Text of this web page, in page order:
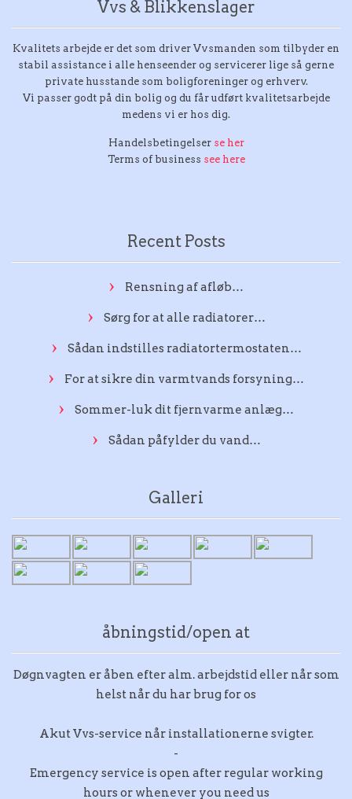
Vvs & Blikkenslager
Kvalitets arbejde er det som driver Vvsmanden som tilbyder en
stabil assistance i alle henseender og servicerer lige så gerne
private husstande som boligforeninger og erhverv.
Vi passer godt på din bolig og du får udført kvalitetsarbejde
medens vi er hos dig.
Handelsbetingelser se her
Terms of business see here
Recent Posts
Rensning af afløb…
Sørg for at alle radiatorer…
Sådan indstilles radiatortermostaten…
For at sikre din varmtvands forsyning…
Sommer-luk dit fjernvarme anlæg…
Sådan påfylder du vand…
Galleri
åbningstid/open at
Døgnvagten er åben efter alm. arbejdstid eller når som
helst når du har brug for os
Akut Vvs-service når installationerne svigter.
-
Emergency service is open after regular working
hours or whenever you need us